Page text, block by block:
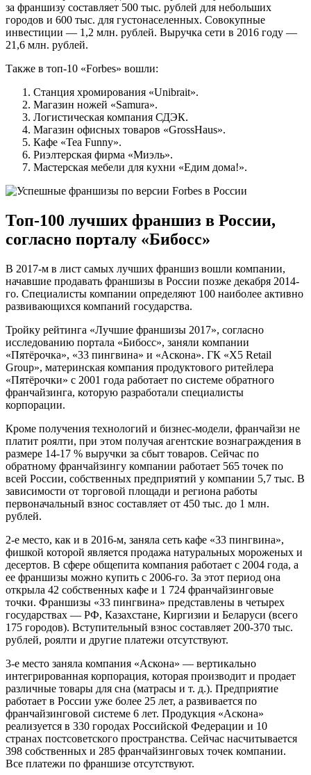
за франшизу составляет 500 тыс. рублей для небольших
городов и 600 тыс. для густонаселенных. Совокупные
инвестиции — 1,2 млн. рублей. Выручка сети в 2016 году —
21,6 млн. рублей.
Также в топ-10 «Forbes» вошли:
Станция хромирования «Unibrait».
Магазин ножей «Samura».
Логистическая компания СДЭК.
Магазин офисных товаров «GrossHaus».
Кафе «Tea Funny».
Риэлтерская фирма «Миэль».
Мастерская мебели для кухни «Едим дома!».
Топ-100 лучших франшиз в России,
согласно порталу «Бибосс»
В 2017-м в лист самых лучших франшиз вошли компании,
начавшие продавать франшизы в России позже декабря 2014-
го. Специалисты компании определяют 100 наиболее активно
развивающихся компаний государства.
Тройку рейтинга «Лучшие франшизы 2017», согласно
исследованию портала «Бибосс», заняли компании
«Пятёрочка», «33 пингвина» и «Аскона». ГК «X5 Retail
Group», материнская компания продуктового ритейлера
«Пятёрочки» с 2001 года работает по системе обратного
франчайзинга, которую разработали специалисты
корпорации.
Кроме получения технологий и бизнес-модели, франчайзи не
платит роялти, при этом получая агентские вознаграждения в
размере 14-17 % выручки за сбыт товаров. Сейчас по
обратному франчайзингу компании работает 565 точек по
всей России, собственных предприятий у компании 5,7 тыс. В
зависимости от торговой площади и региона работы
первоначальный взнос составляет от 450 тыс. до 1 млн.
рублей.
2-е место, как и в 2016-м, заняла сеть кафе «33 пингвина»,
фишкой которой является продажа натуральных мороженых и
десертов. В сфере общепита компания работает с 2004 года, а
ее франшизы можно купить с 2006-го. За этот период она
открыла 42 собственных кафе и 1 724 франчайзинговые
точки. Франшизы «33 пингвина» представлены в четырех
государствах — РФ, Казахстане, Киргизии и Беларуси (всего
175 городов). Вступительный взнос составляет 200-370 тыс.
рублей, роялти и другие платежи отсутствуют.
3-е место заняла компания «Аскона» — вертикально
интегрированная корпорация, которая производит и продает
различные товары для сна (матрасы и т. д.). Предприятие
работает в России уже более 25 лет, а развивается по
франчайзинговой системе 6 лет. Продукция «Аскона»
реализуется в 330 городах Российской Федерации и 10
странах постсоветского пространства. Сейчас насчитывается
398 собственных и 285 франчайзинговых точек компании.
Все платежи по франшизе отсутствуют.